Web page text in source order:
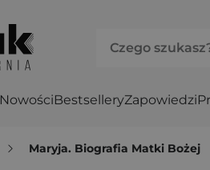
NowościBestselleryZapowiedzi
Maryja. Biografia Matki Bożej